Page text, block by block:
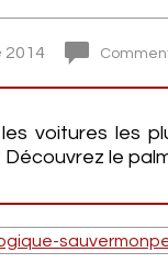
2014
voitures les
le